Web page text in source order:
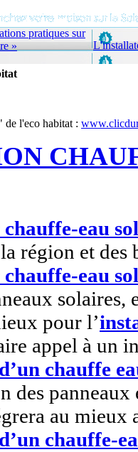
pratiques sur
»
de l'eco habitat :
eau
région et des
eau
solaires,
pour l’
appel à un
chauffe
des
au mieux
chauffe-